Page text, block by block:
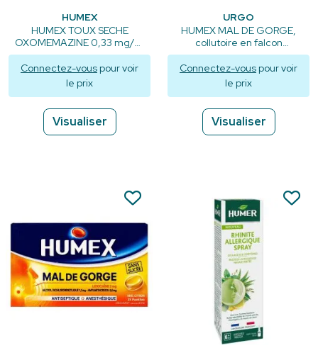
HUMEX
HUMEX TOUX SECHE
OXOMEMAZINE 0,33 mg/ml
SANS SUCRE, solution
buvable édulcorée à
l'acésulfame potassique
Oxomémazine - 150ml
Connectez-vous pour voir
le prix
Visualiser
URGO
HUMEX MAL DE GORGE,
collutoire en falcon
pressurisé - 35 ml
Connectez-vous pour voir
le prix
Visualiser